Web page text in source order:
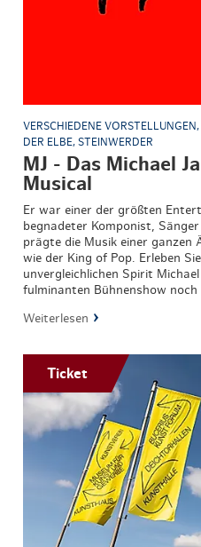
VERSCHIEDENE
DER ELBE, STEINWERDER
MJ - Das Michael
Musical
Er war einer der größten
begnadeter Komponist, Sänger
prägte die Musik einer ganzen
wie der King of Pop. Erleben
unvergleichlichen Spirit
fulminanten Bühnenshow noch
Weiterlesen
Ticket